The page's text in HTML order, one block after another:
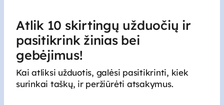
Atlik 10 skirtingų užduočių ir
pasitikrink žinias bei
gebėjimus!
Kai atliksi užduotis, galėsi pasitikrinti, kiek
surinkai taškų, ir peržiūrėti atsakymus.